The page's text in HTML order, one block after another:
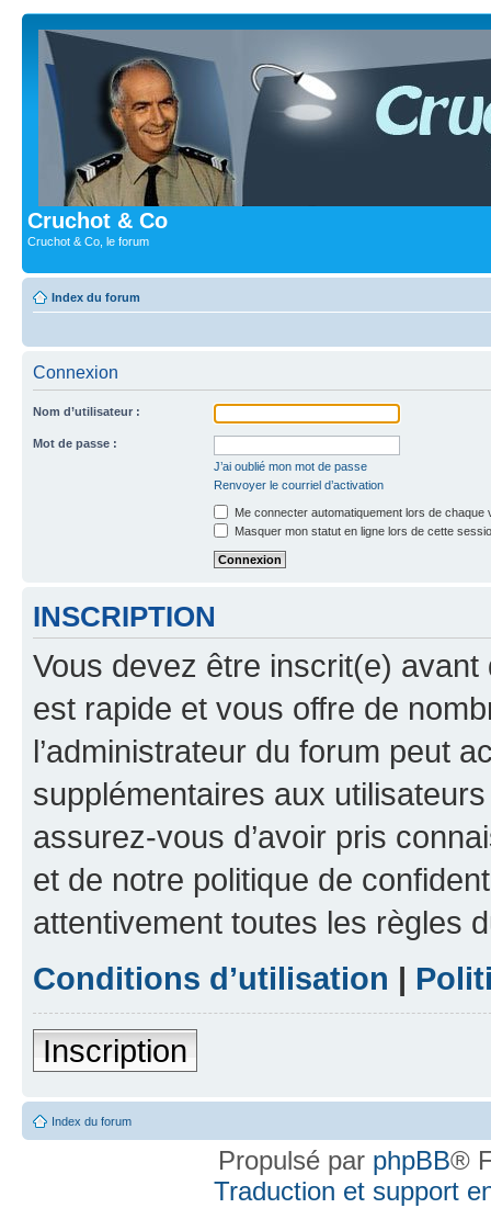
Cruchot & Co
Cruchot & Co, le forum
Index du forum
Connexion
Nom d’utilisateur :
Mot de passe :
J’ai oublié mon mot de passe
Renvoyer le courriel d’activation
Me connecter automatiquement lors de chaque
Masquer mon statut en ligne lors de cette
INSCRIPTION
Vous devez être inscrit(e) avant
est rapide et vous offre de
l’administrateur du forum peut
supplémentaires aux
assurez-vous d’avoir pris
et de notre politique de
attentivement toutes les règles
Conditions d’utilisation |
Inscription
Index du forum
Propulsé par phpBB®
Traduction et support